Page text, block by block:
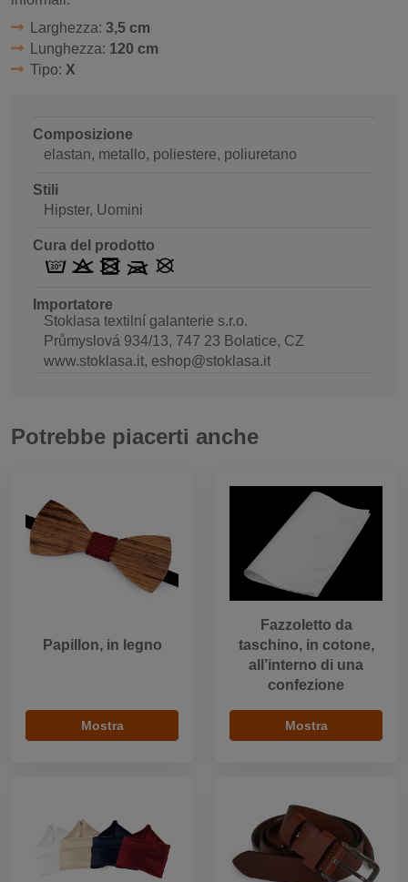
Larghezza: 3,5 cm
Lunghezza: 120 cm
Tipo: X
Composizione
elastan, metallo, poliestere, poliuretano
Stili
Hipster, Uomini
Cura del prodotto
Importatore
Stoklasa textilní galanterie s.r.o.
Průmyslová 934/13, 747 23 Bolatice, CZ
www.stoklasa.it, eshop@stoklasa.it
Potrebbe piacerti anche
Papillon, in legno
Mostra
Fazzoletto da
taschino, in cotone,
all’interno di una
confezione
Mostra